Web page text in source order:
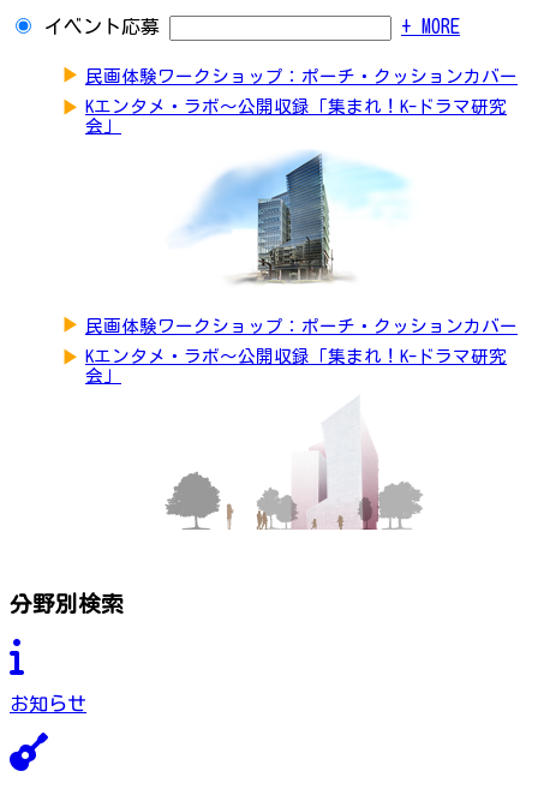
イベント応募 + MORE
▶ 民画体験ワークショップ：ポーチ・クッションカバー
▶ Kエンタメ・ラボ～公開収録「集まれ！K-ドラマ研究
会」
▶ 民画体験ワークショップ：ポーチ・クッションカバー
▶ Kエンタメ・ラボ～公開収録「集まれ！K-ドラマ研究
会」
分野別検索
お知らせ